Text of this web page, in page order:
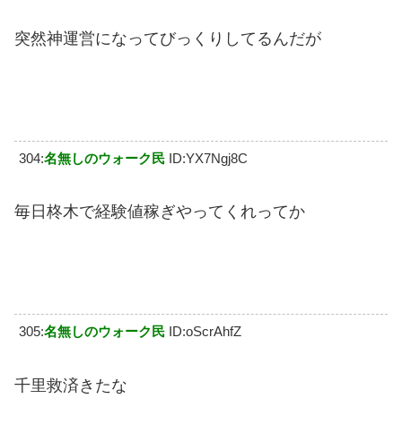
突然神運営になってびっくりしてるんだが
304:名無しのウォーク民 ID:YX7Ngj8C
毎日柊木で経験値稼ぎやってくれってか
305:名無しのウォーク民 ID:oScrAhfZ
千里救済きたな